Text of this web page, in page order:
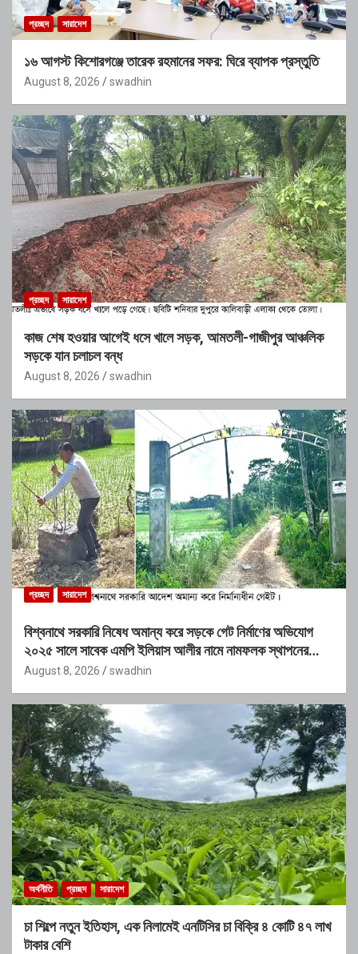
প্রচ্ছদ সারাদেশ
১৬ আগস্ট কিশোরগঞ্জে তারেক রহমানের সফর: ঘিরে ব্যাপক প্রস্তুতি
August 8, 2026 swadhin
প্রচ্ছদ সারাদেশ
কাজ শেষ হওয়ার আগেই ধসে খালে সড়ক, আমতলী-গাজীপুর আঞ্চলিক
সড়কে যান চলাচল বন্ধ
August 8, 2026 swadhin
প্রচ্ছদ সারাদেশ
বিশ্বনাথে সরকারি নিষেধ অমান্য করে সড়কে গেট নির্মাণের অভিযোগ
২০২৫ সালে সাবেক এমপি ইলিয়াস আলীর নামে নামফলক স্থাপনের
অভিযোগ
August 8, 2026 swadhin
অর্থনীতি প্রচ্ছদ সারাদেশ
চা শিল্পে নতুন ইতিহাস, এক নিলামেই এনটিসির চা বিক্রি ৪ কোটি ৪৭ লাখ
টাকার বেশি